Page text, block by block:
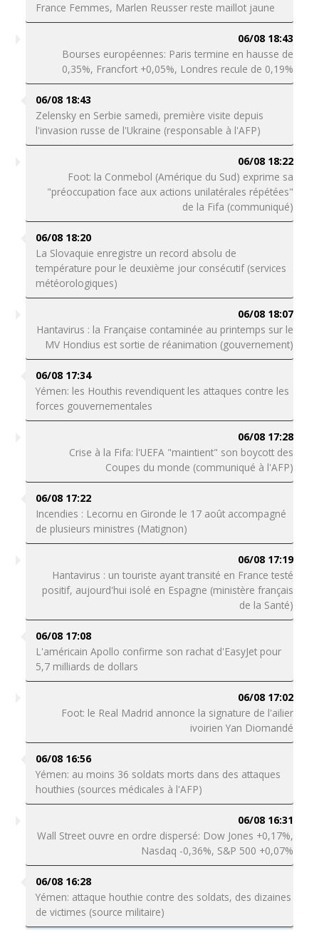
France Femmes, Marlen Reusser reste maillot jaune
06/08 18:43
Bourses européennes: Paris termine en hausse de
0,35%, Francfort +0,05%, Londres recule de 0,19%
06/08 18:43
Zelensky en Serbie samedi, première visite depuis
l'invasion russe de l'Ukraine (responsable à l'AFP)
06/08 18:22
Foot: la Conmebol (Amérique du Sud) exprime sa
"préoccupation face aux actions unilatérales répétées"
de la Fifa (communiqué)
06/08 18:20
La Slovaquie enregistre un record absolu de
température pour le deuxième jour consécutif (services
météorologiques)
06/08 18:07
Hantavirus : la Française contaminée au printemps sur le
MV Hondius est sortie de réanimation (gouvernement)
06/08 17:34
Yémen: les Houthis revendiquent les attaques contre les
forces gouvernementales
06/08 17:28
Crise à la Fifa: l'UEFA "maintient" son boycott des
Coupes du monde (communiqué à l'AFP)
06/08 17:22
Incendies : Lecornu en Gironde le 17 août accompagné
de plusieurs ministres (Matignon)
06/08 17:19
Hantavirus : un touriste ayant transité en France testé
positif, aujourd'hui isolé en Espagne (ministère français
de la Santé)
06/08 17:08
L'américain Apollo confirme son rachat d'EasyJet pour
5,7 milliards de dollars
06/08 17:02
Foot: le Real Madrid annonce la signature de l'ailier
ivoirien Yan Diomandé
06/08 16:56
Yémen: au moins 36 soldats morts dans des attaques
houthies (sources médicales à l'AFP)
06/08 16:31
Wall Street ouvre en ordre dispersé: Dow Jones +0,17%,
Nasdaq -0,36%, S&P 500 +0,07%
06/08 16:28
Yémen: attaque houthie contre des soldats, des dizaines
de victimes (source militaire)